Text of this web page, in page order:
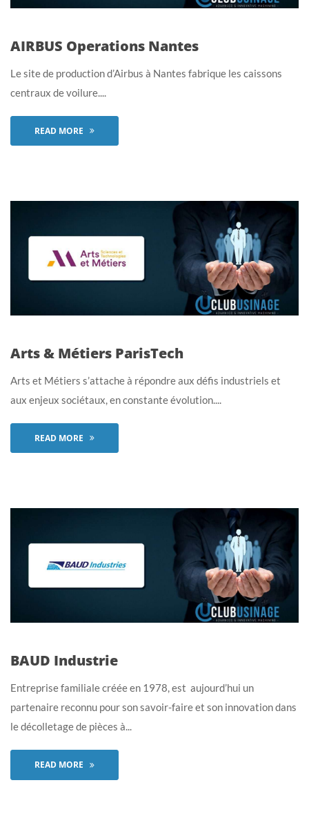
AIRBUS Operations Nantes
Le site de production d’Airbus à Nantes fabrique les caissons
centraux de voilure....
READ MORE
Arts & Métiers ParisTech
Arts et Métiers s’attache à répondre aux défis industriels et
aux enjeux sociétaux, en constante évolution....
READ MORE
BAUD Industrie
Entreprise familiale créée en 1978, est aujourd’hui un
partenaire reconnu pour son savoir-faire et son innovation dans
le décolletage de pièces à...
READ MORE